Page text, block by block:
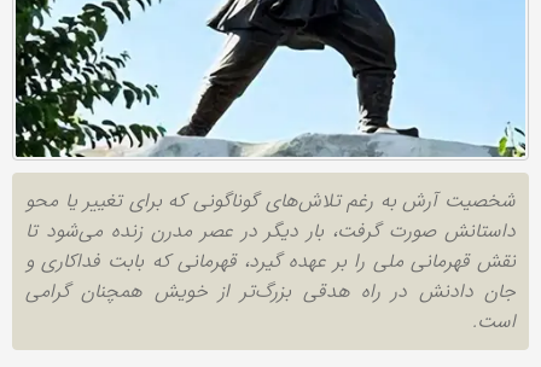
شخصیت آرش به رغم تلاش‌های گوناگونی که برای تغییر یا محو
داستانش صورت گرفت، بار دیگر در عصر مدرن زنده می‌شود تا
نقش قهرمانی ملی را بر عهده گیرد، قهرمانی که بابت فداکاری و
جان دادنش در راه هدقی بزرگ‌تر از خویش همچنان گرامی
است.